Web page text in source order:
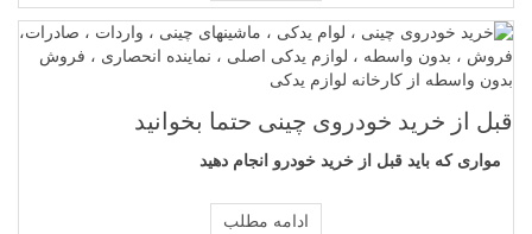
قبل از خرید خودروی چینی حتما بخوانید
مواری که باید قبل از خرید خودرو انجام دهید
ادامه مطلب